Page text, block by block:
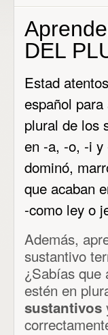
DEL
Estad
español
plural de los
en -a, -o, -i y
dominó,
que acaban
-como ley o
Además,
sustantivo
¿Sabías que
estén en
sustantivos